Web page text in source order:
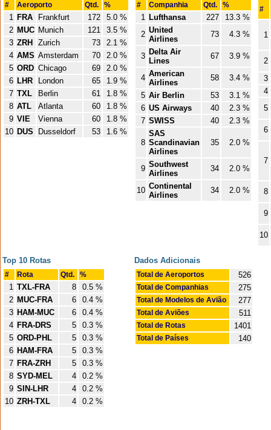
# Aeroporto Qtd. %
1 FRA Frankfurt 172
5.0 %
2 MUC Munich 121
3.5 %
3 ZRH Zurich 73
2.1 %
4 AMS Amsterdam 70
2.0 %
5 ORD Chicago 69
2.0 %
6 LHR London 65
1.9 %
7 TXL Berlin 61
1.8 %
8 ATL Atlanta 60
1.8 %
9 VIE Vienna 60
1.8 %
10 DUS Dusseldorf 53 1.6 %
# Companhia Qtd. %
1 Lufthansa 227
13.3 %
2 United
Airlines
73 4.3 %
3 Delta Air
Lines
67 3.9 %
4 American
Airlines
58
3.4 %
5 Air Berlin 53
3.1 %
6 US Airways 40
2.3 %
7 SWISS 40 2.3 %
8
SAS
Scandinavian
Airlines
35 2.0 %
9 Southwest
Airlines
34 2.0 %
10 Continental
Airlines
34 2.0 %
#
1
2
3
4
5
6
7
8
9
10
Top 10 Rotas
# Rota Qtd. %
1 TXL-FRA 8
0.5 %
2 MUC-FRA 6
0.4 %
3 HAM-MUC 6
0.4 %
4 FRA-DRS 5
0.3 %
5 ORD-PHL 5
0.3 %
6 HAM-FRA 5
0.3 %
7 FRA-ZRH 5
0.3 %
8 SYD-MEL 4
0.2 %
9 SIN-LHR 4
0.2 %
10 ZRH-TXL 4 0.2 %
Dados Adicionais
Total de Aeroportos 526
Total de Companhias 275
Total de Modelos de Avião 277
Total de Aviões 511
Total de Rotas 1401
Total de Países 140